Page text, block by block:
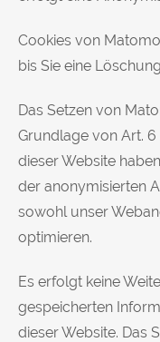
Cookies von
bis Sie eine
Das Setzen von
Grundlage von Art. 6
dieser Website
der anonymisierten
sowohl unser
optimieren.
Es erfolgt keine
gespeicherten
dieser Website. Das